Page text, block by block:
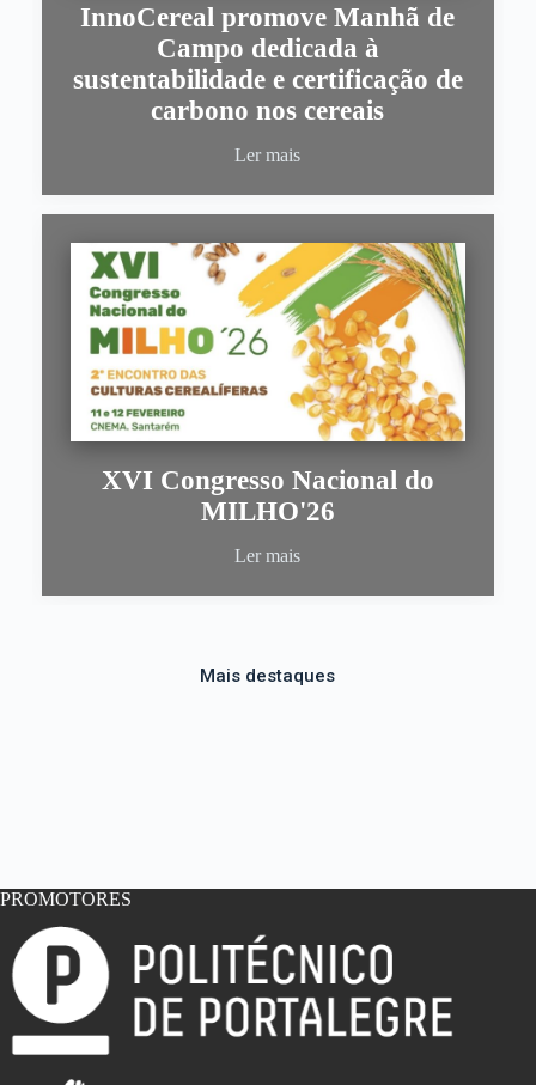
InnoCereal promove Manhã de
Campo dedicada à
sustentabilidade e certificação de
carbono nos cereais
Ler mais
XVI Congresso Nacional do
MILHO'26
Ler mais
Mais destaques
PROMOTORES